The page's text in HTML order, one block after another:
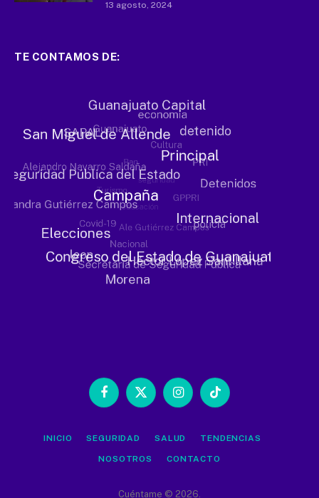
13 agosto, 2024
TE CONTAMOS DE:
Facebook
X
InstagramTikTok
INICIO SEGURIDAD SALUD TENDENCIAS
NOSOTROS CONTACTO
Cuéntame © 2026.